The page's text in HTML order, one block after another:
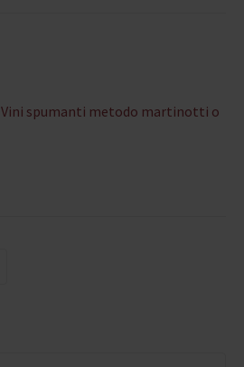
Vini spumanti metodo martinotti o